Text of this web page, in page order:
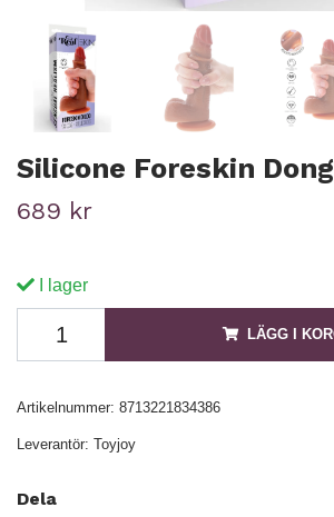
Silicone Foreskin
689 kr
I lager
LÄGG I
Artikelnummer: 8713221834386
Leverantör: Toyjoy
Dela